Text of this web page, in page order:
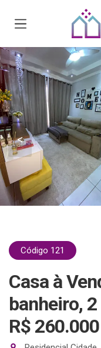
<
Código 121
Casa à
banheiro,
R$ 260.000